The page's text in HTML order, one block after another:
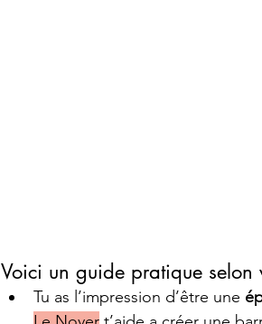
Voici un guide pratique selon
Tu as l’impression d’être une